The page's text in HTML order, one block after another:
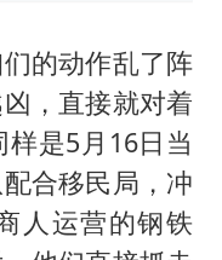
的动作乱了阵
，直接就对着
是5月16日当
合移民局，冲
人运营的钢铁